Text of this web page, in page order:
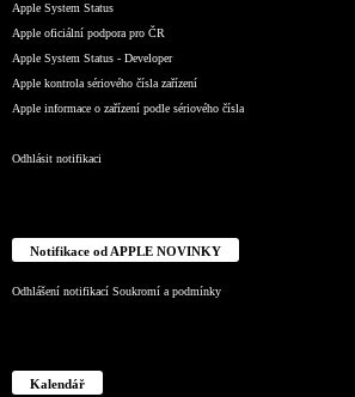
Apple System Status
Apple oficiální podpora pro ČR
Apple System Status - Developer
Apple kontrola sériového čísla zařízení
Apple informace o zařízení podle sériového čísla
Odhlásit notifikaci
Notifikace od APPLE NOVINKY
Odhlášení notifikací Soukromí a podmínky
Kalendář